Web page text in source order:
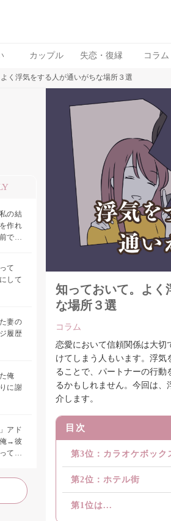
カップル 失恋・復縁 コラム
婚活
く浮気をする人が通いがちな場所３選
の結
作れ
で彼
て
して
妻の
履歴
俺
に謝
アド
俺→彼
て、
知っておいて。よく
な場所３選
コラム
恋愛において信頼関係は大切
けてしまう人もいます。浮気
ることで、パートナーの行動
るかもしれません。今回は、
介します。
目次
第3位：カラオケボック
第2位：ホテル街
第1位は...